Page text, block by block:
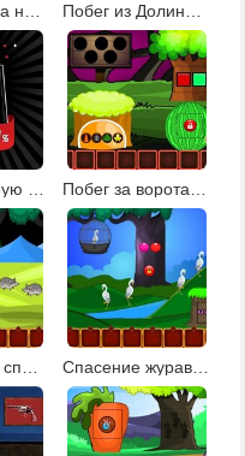
Побег из леса на Хэллоуин 2 Побег из Долины черепа
Побег в черную пятницу Побег за ворота деревни
Спасение журавля